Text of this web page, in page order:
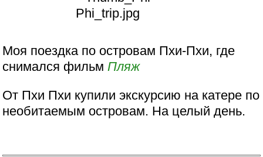
Моя поездка по островам Пхи-Пхи, где
снимался фильм Пляж
От Пхи Пхи купили экскурсию на катере по
необитаемым островам. На целый день.